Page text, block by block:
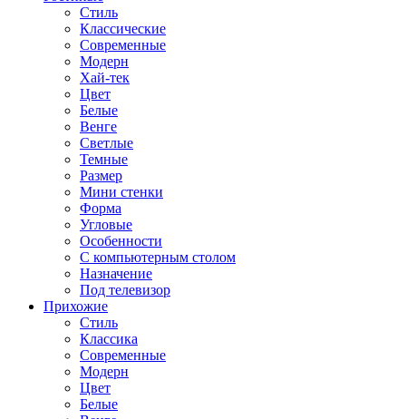
Стиль
Классические
Современные
Модерн
Хай-тек
Цвет
Белые
Венге
Светлые
Темные
Размер
Мини стенки
Форма
Угловые
Особенности
С компьютерным столом
Назначение
Под телевизор
Прихожие
Стиль
Классика
Современные
Модерн
Цвет
Белые